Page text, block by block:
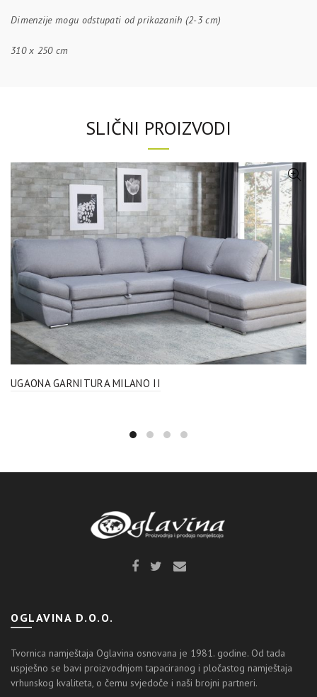
Dimenzijemogu odstupati od prikazanih (2-3 cm)
310 x 250 cm
SLIČNI PROIZVODI
UGAONA GARNITURA MILANO II
OGLAVINA D.O.O.
Tvornica namještaja Oglavina osnovana je 1981. godine. Od tada
uspješno se bavi proizvodnjom tapaciranog i pločastog namještaja
vrhunskog kvaliteta, o čemu svjedoče i naši brojni partneri.